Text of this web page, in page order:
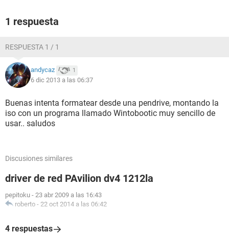
1 respuesta
RESPUESTA 1 / 1
andycaz 1
6 dic 2013 a las 06:37
Buenas intenta formatear desde una pendrive, montando la
iso con un programa llamado Wintobootic muy sencillo de
usar.. saludos
Discusiones similares
driver de red PAvilion dv4 1212la
pepitoku - 23 abr 2009 a las 16:43
roberto - 22 oct 2014 a las 06:42
4 respuestas